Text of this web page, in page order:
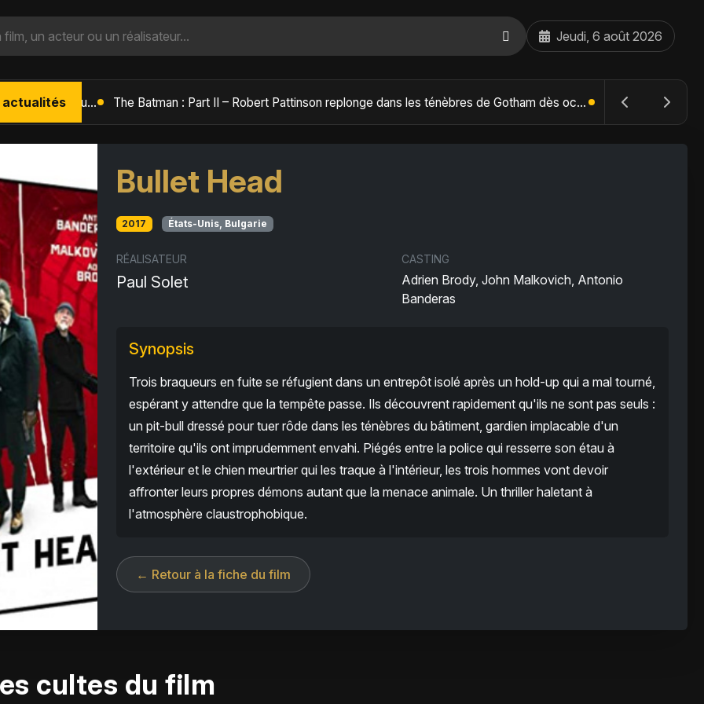
Jeudi, 6 août 2026
actualités L'Âge de Glace : Le Réveil du Volcan – Manny, Sid et Diego de retour pour une aventure explosive The Batman : Part II – Robert Pattinson replonge dans les ténèbres de Gotham dès octobre 2027
Bullet Head
2017 États-Unis, Bulgarie
RÉALISATEUR
Paul Solet
CASTING
Adrien Brody, John Malkovich, Antonio
Banderas
Synopsis
Trois braqueurs en fuite se réfugient dans un entrepôt isolé après un hold-up qui a mal tourné,
espérant y attendre que la tempête passe. Ils découvrent rapidement qu'ils ne sont pas seuls :
un pit-bull dressé pour tuer rôde dans les ténèbres du bâtiment, gardien implacable d'un
territoire qu'ils ont imprudemment envahi. Piégés entre la police qui resserre son étau à
l'extérieur et le chien meurtrier qui les traque à l'intérieur, les trois hommes vont devoir
affronter leurs propres démons autant que la menace animale. Un thriller haletant à
l'atmosphère claustrophobique.
← Retour à la fiche du film
cultes du film